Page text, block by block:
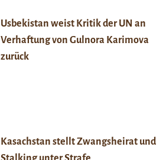
Usbekistan weist Kritik der UN an
Verhaftung von Gulnora Karimova
zurück
Kasachstan stellt Zwangsheirat und